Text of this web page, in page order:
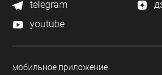
telegram
youtube
мобильное приложение